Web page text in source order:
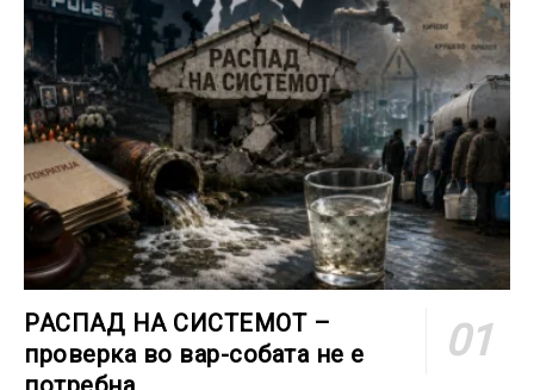
РАСПАД НА СИСТЕМОТ –
проверка во вар-собата не е